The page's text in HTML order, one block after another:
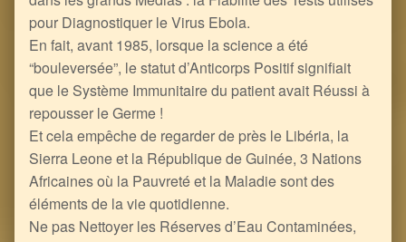
pour Diagnostiquer le Virus Ebola.
En fait, avant 1985, lorsque la science a été
“bouleversée”, le statut d’Anticorps Positif signifiait
que le Système Immunitaire du patient avait Réussi à
repousser le Germe !
Et cela empêche de regarder de près le Libéria, la
Sierra Leone et la République de Guinée, 3 Nations
Africaines où la Pauvreté et la Maladie sont des
éléments de la vie quotidienne.
Ne pas Nettoyer les Réserves d’Eau Contaminées,